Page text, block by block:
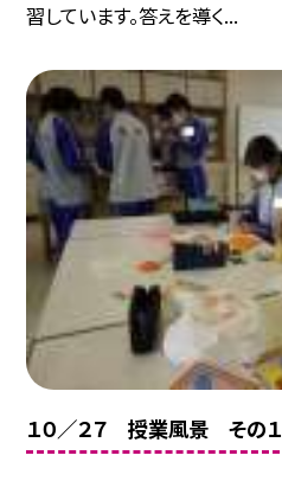
習しています。答えを導く...
１０／２７ 授業風景 その１